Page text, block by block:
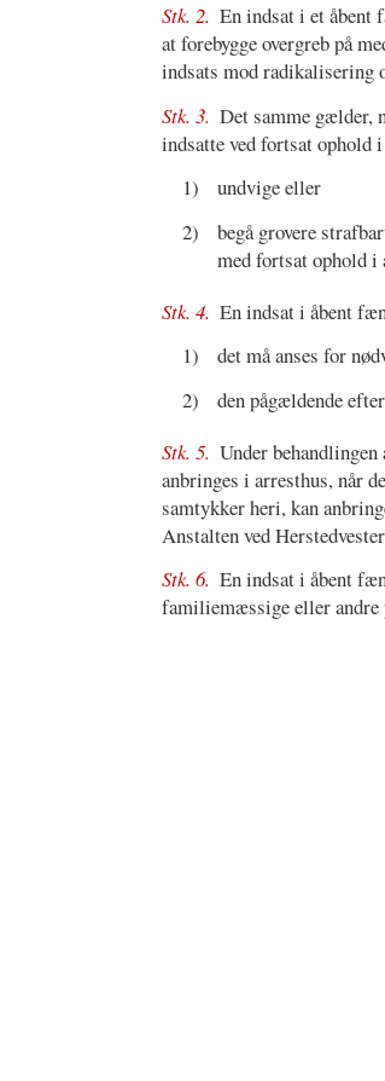
Stk. 2. En indsat i et åbent
at forebygge overgreb på
indsats mod radikalisering
Stk. 3. Det samme gælder,
indsatte ved fortsat ophold
1)
undvige eller
2)
begå grovere
med fortsat ophold i
Stk. 4. En indsat i åbent
1)
det må anses for
2)
den pågældende
Stk. 5. Under
anbringes i arresthus, når
samtykker heri, kan
Anstalten ved
Stk. 6. En indsat i åbent
familiemæssige eller